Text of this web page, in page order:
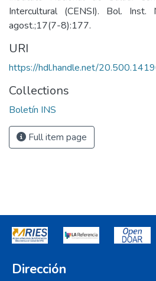
Intercultural (CENSI). Bol.
agost.;17(7-8):177.
URI
https://hdl.handle.net/
Collections
Boletín INS
Full item page
Dirección